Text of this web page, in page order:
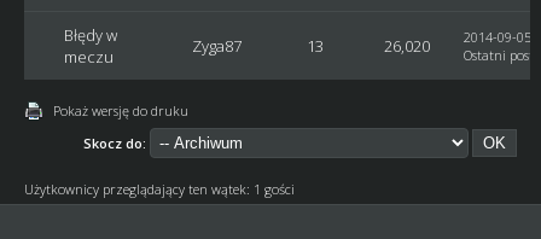
Błędy w
meczu
Zyga87 13 26,020
2014-09-05,
Ostatni post
Pokaż wersję do druku
Skocz do:
Użytkownicy przeglądający ten wątek: 1 gości